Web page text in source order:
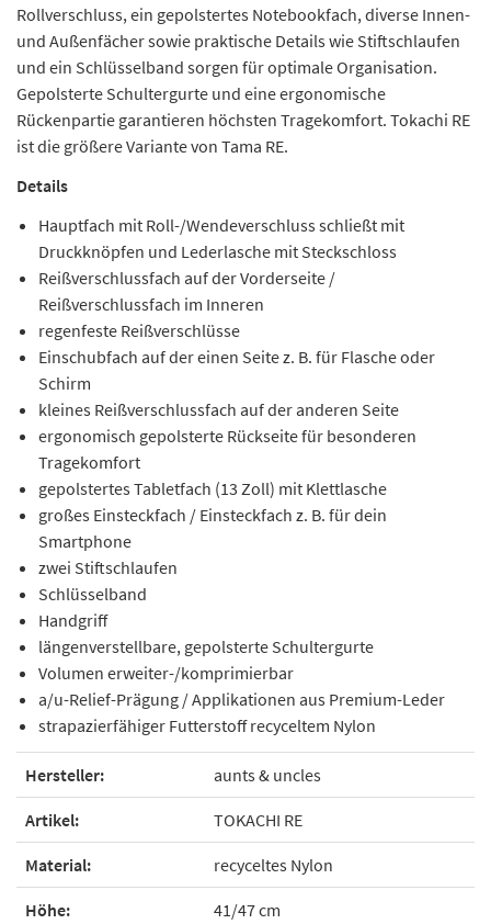
Rollverschluss, ein gepolstertes Notebookfach, diverse Innen-
und Außenfächer sowie praktische Details wie Stiftschlaufen
und ein Schlüsselband sorgen für optimale Organisation.
Gepolsterte Schultergurte und eine ergonomische
Rückenpartie garantieren höchsten Tragekomfort. Tokachi RE
ist die größere Variante von Tama RE.
Details
Hauptfach mit Roll-/Wendeverschluss schließt mit
Druckknöpfen und Lederlasche mit Steckschloss
Reißverschlussfach auf der Vorderseite /
Reißverschlussfach im Inneren
regenfeste Reißverschlüsse
Einschubfach auf der einen Seite z. B. für Flasche oder
Schirm
kleines Reißverschlussfach auf der anderen Seite
ergonomisch gepolsterte Rückseite für besonderen
Tragekomfort
gepolstertes Tabletfach (13 Zoll) mit Klettlasche
großes Einsteckfach / Einsteckfach z. B. für dein
Smartphone
zwei Stiftschlaufen
Schlüsselband
Handgriff
längenverstellbare, gepolsterte Schultergurte
Volumen erweiter-/komprimierbar
a/u-Relief-Prägung / Applikationen aus Premium-Leder
strapazierfähiger Futterstoff recyceltem Nylon
Hersteller: aunts & uncles
Artikel: TOKACHI RE
Material: recyceltes Nylon
Höhe: 41/47 cm